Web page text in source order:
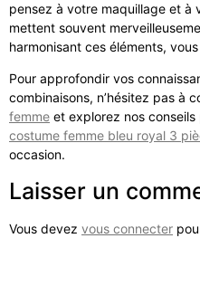
pensez à votre maquillage et à
mettent souvent
harmonisant ces éléments,
Pour approfondir vos
combinaisons, n’hésitez pas à
femme et explorez nos conseils
costume femme bleu royal 3
occasion.
Laisser un
Vous devez vous connecter